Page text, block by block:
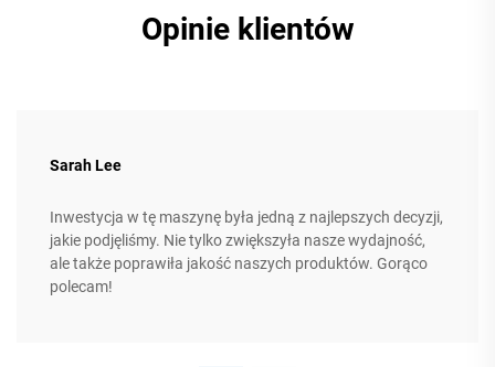
Opinie klientów
Sarah Lee
Inwestycja w tę maszynę była jedną z najlepszych decyzji,
jakie podjęliśmy. Nie tylko zwiększyła nasze wydajność,
ale także poprawiła jakość naszych produktów. Gorąco
polecam!